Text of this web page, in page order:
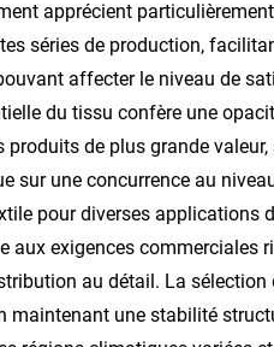
apprécient
séries de production,
affecter le niveau de
du tissu confère une
de plus grande
sur une concurrence au
pour diverses applications
exigences commerciales
au détail. La
maintenant une stabilité